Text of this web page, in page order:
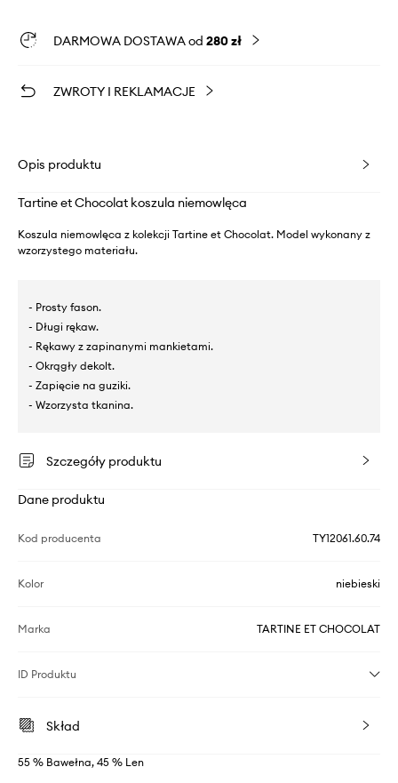
DARMOWA DOSTAWA od 280 zł
ZWROTY I REKLAMACJE
Opis produktu
Tartine et Chocolat koszula niemowlęca
Koszula niemowlęca z kolekcji Tartine et Chocolat. Model wykonany z
wzorzystego materiału.
- Prosty fason.
- Długi rękaw.
- Rękawy z zapinanymi mankietami.
- Okrągły dekolt.
- Zapięcie na guziki.
- Wzorzysta tkanina.
Szczegóły produktu
Dane produktu
Kod producenta TY12061.60.74
Kolor niebieski
Marka TARTINE ET CHOCOLAT
ID Produktu
Skład
55 % Bawełna, 45 % Len